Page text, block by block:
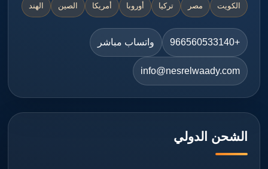
الكويت مصر تركيا أوروبا أمريكا الصين الهند
+966560533140 واتساب مباشر
info@nesrelwaady.com
الشحن الدولي